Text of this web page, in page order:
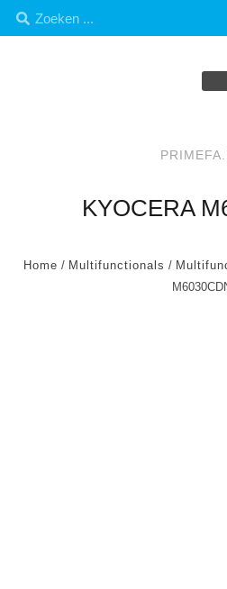
KYOCERA
Home / Multifunctionals /